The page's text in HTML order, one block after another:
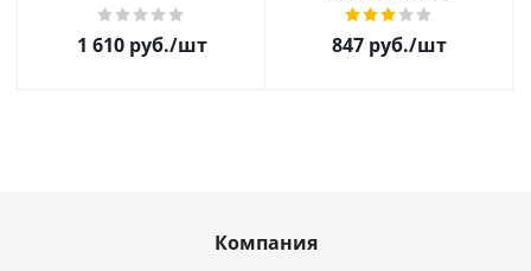
1 610руб./шт 847 руб./шт
Компания